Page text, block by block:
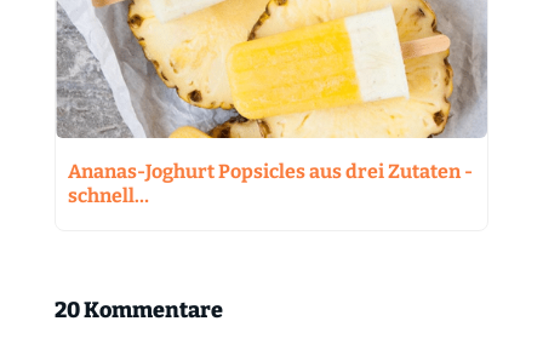
Ananas-Joghurt Popsicles aus drei Zutaten -
schnell…
20 Kommentare